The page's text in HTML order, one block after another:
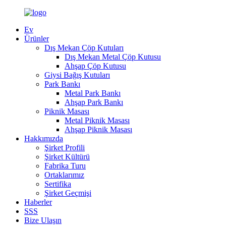
Ev
Ürünler
Dış Mekan Çöp Kutuları
Dış Mekan Metal Çöp Kutusu
Ahşap Çöp Kutusu
Giysi Bağış Kutuları
Park Bankı
Metal Park Bankı
Ahşap Park Bankı
Piknik Masası
Metal Piknik Masası
Ahşap Piknik Masası
Hakkımızda
Şirket Profili
Şirket Kültürü
Fabrika Turu
Ortaklarımız
Sertifika
Şirket Geçmişi
Haberler
SSS
Bize Ulaşın